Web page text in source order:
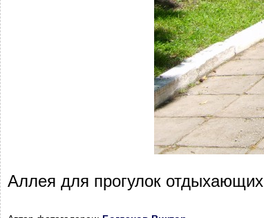
Аллея для прогулок отдыхающих